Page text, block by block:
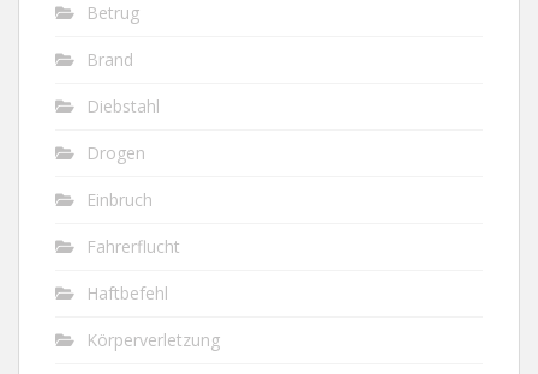
Betrug
Brand
Diebstahl
Drogen
Einbruch
Fahrerflucht
Haftbefehl
Körperverletzung